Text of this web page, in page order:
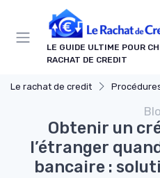
LE GUIDE ULTIME POUR
RACHAT DE CREDIT
Le rachat de credit
Obtenir un
l’étranger
bancaire :
Panneau de gestion des